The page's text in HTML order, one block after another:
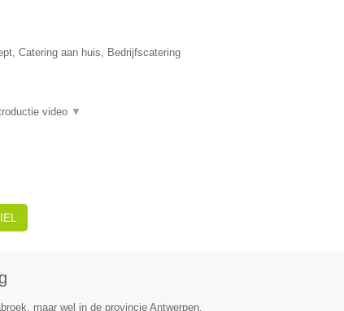
Catering aan huis, Bedrijfscatering
video ▼
maar wel in de provincie Antwerpen.